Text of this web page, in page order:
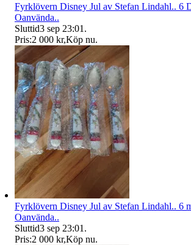
Fyrklövern Disney Jul av Stefan Lindahl.. 6
Oanvända..
Sluttid3 sep 23:01 .
Pris:2 000 kr,Köp nu.
Fyrklövern Disney Jul av Stefan Lindahl.. 6
Oanvända..
Sluttid3 sep 23:01 .
Pris:2 000 kr,Köp nu.